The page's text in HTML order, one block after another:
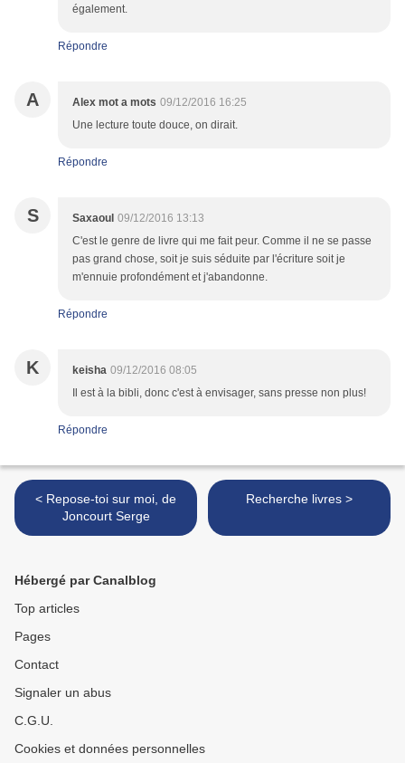
également.
Répondre
A Alex mot a mots 09/12/2016 16:25
Une lecture toute douce, on dirait.
Répondre
S Saxaoul 09/12/2016 13:13
C'est le genre de livre qui me fait peur. Comme il ne se passe
pas grand chose, soit je suis séduite par l'écriture soit je
m'ennuie profondément et j'abandonne.
Répondre
K keisha 09/12/2016 08:05
Il est à la bibli, donc c'est à envisager, sans presse non plus!
Répondre
< Repose-toi sur moi, de
Joncourt Serge
Recherche livres >
Hébergé par Canalblog
Top articles
Pages
Contact
Signaler un abus
C.G.U.
Cookies et données personnelles